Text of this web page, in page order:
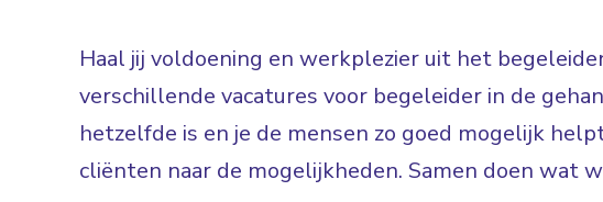
Haal jij voldoening en werkplezier uit het
verschillende vacatures voor begeleider in de
hetzelfde is en je de mensen zo goed mogelijk
cliënten naar de mogelijkheden. Samen doen wat